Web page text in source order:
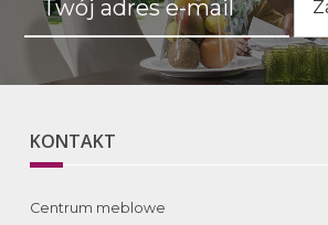
KONTAKT
Centrum meblowe